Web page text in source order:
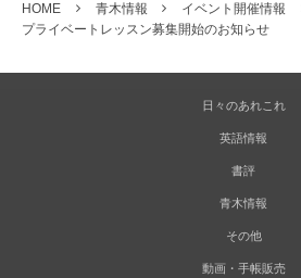
HOME 青木情報
イベント開催情報
プライベートレッスン募集開始のお知らせ
日々のあれこれ
英語情報
書評
青木情報
その他
動画・手帳販売